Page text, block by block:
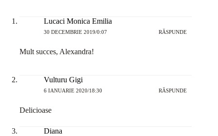
Lucaci Monica Emilia
30 DECEMBRIE 2019/0:07 RĂSPUNDE
Mult succes, Alexandra!
Vulturu Gigi
6 IANUARIE 2020/18:30 RĂSPUNDE
Delicioase
Diana